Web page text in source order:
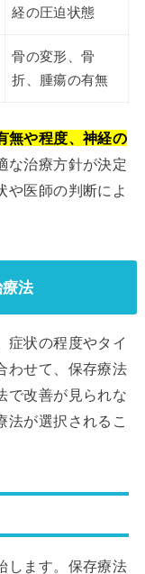
経の圧迫状態
骨の変形、骨
折、腫瘍の有無
無や程度、神経の
な治療方針が決定
や医師の判断によ
法
症状の程度やタイ
わせて、保存療法
で改善が見られな
法が選択されるこ
します。保存療法